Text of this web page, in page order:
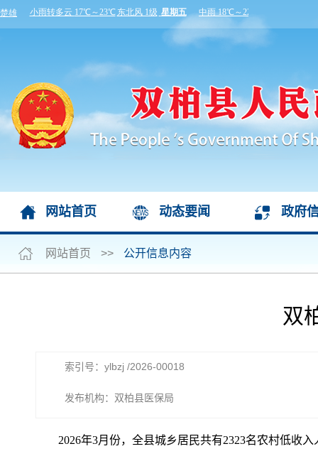
网站首页 动态要闻 政府
网站首页 >> 公开信息内容
双
索引号：ylbzj /2026-00018
发布机构：双柏县医保局
2026年3月份，全县城乡居民共有2323名农村低收